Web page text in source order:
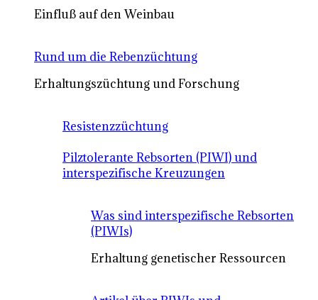
Einfluß auf den Weinbau
Rund um die Rebenzüchtung
Erhaltungszüchtung und Forschung
Resistenzzüchtung
Pilztolerante Rebsorten (PIWI) und
interspezifische Kreuzungen
Was sind interspezifische Rebsorten
(PIWIs)
Erhaltung genetischer Ressourcen